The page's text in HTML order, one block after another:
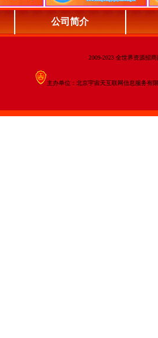
公司简介
2009-2023 全世界资源招
主办单位：北京宇宙天互联网信息服务有